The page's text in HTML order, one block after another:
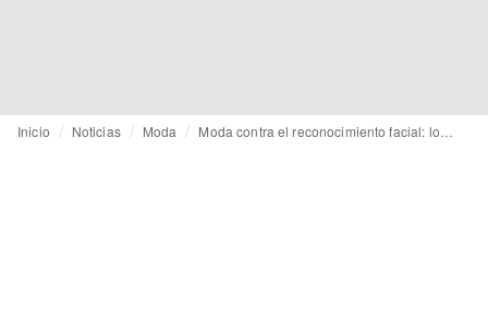
Inicio Noticias Moda